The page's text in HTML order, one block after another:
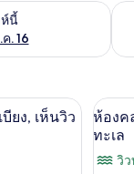
นี้
. 16
างในสุดสัปดาห์นี้ ส.
ตร
ผ้าม่านกันแสง, ห้องเก็บเสี
ยง, เห็นวิว
เปิด
ภาพถ่
ทั้งห
9
ห้องค
ทะเล
วิว